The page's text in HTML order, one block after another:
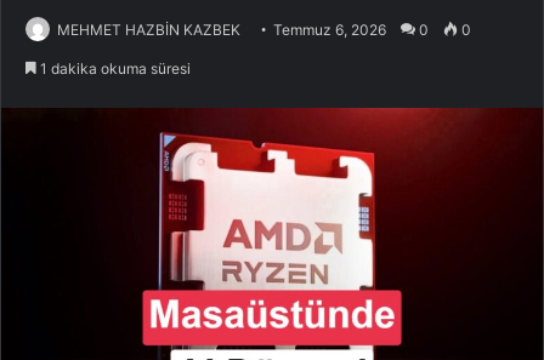
MEHMET HAZBİN KAZBEK Temmuz 6, 2026 0 0
1 dakika okuma süresi